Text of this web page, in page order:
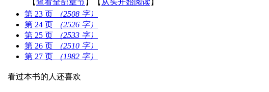
【查看全部章节 】【 从头开始阅读】
第 23 页
（2508 字）
第 24 页
（2526 字）
第 25 页
（2533 字）
第 26 页
（2510 字）
第 27 页
（1982 字）
看过本书的人还喜欢